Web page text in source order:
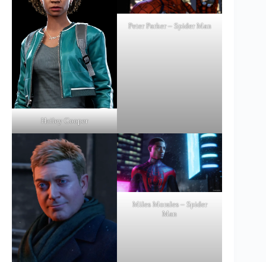
Hailey Cooper
Peter Parker – Spider Man
Miles Morales – Spider
Man